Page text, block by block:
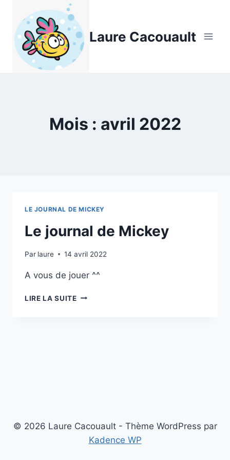
contenu
Laure Cacouault
Mois : avril 2022
LE JOURNAL DE MICKEY
Le journal de Mickey
Par laure 14 avril 2022
A vous de jouer ^^
LIRE LA SUITELE
© 2026 Laure Cacouault - Thème WordPress par
Kadence WP